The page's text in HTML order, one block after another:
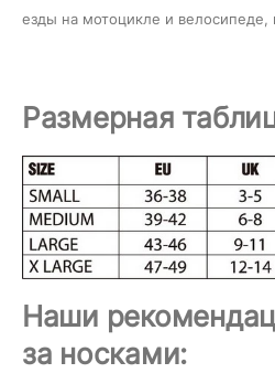
езды на мотоцикле и велосипеде,
Размерная
Наши
за носками: